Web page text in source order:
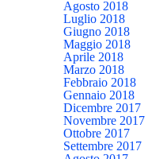
Agosto 2018
Luglio 2018
Giugno 2018
Maggio 2018
Aprile 2018
Marzo 2018
Febbraio 2018
Gennaio 2018
Dicembre 2017
Novembre 2017
Ottobre 2017
Settembre 2017